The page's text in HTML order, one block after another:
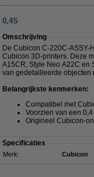
Omschrijving
De Cubicon C-220C-
Cubicon 3D-printers. Deze
A15CR, Style Neo A22C en
van gedetailleerde objecten
Belangrijkste kenmerken:
Compatibel met
Voorzien van een
Origineel Cubicon-
Specificaties
Merk: Cubicon